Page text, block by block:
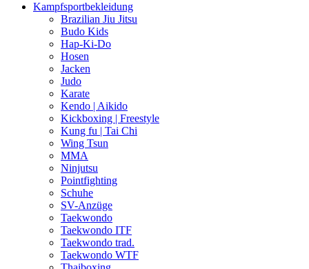
Kampfsportbekleidung
Brazilian Jiu Jitsu
Budo Kids
Hap-Ki-Do
Hosen
Jacken
Judo
Karate
Kendo | Aikido
Kickboxing | Freestyle
Kung fu | Tai Chi
Wing Tsun
MMA
Ninjutsu
Pointfighting
Schuhe
SV-Anzüge
Taekwondo
Taekwondo ITF
Taekwondo trad.
Taekwondo WTF